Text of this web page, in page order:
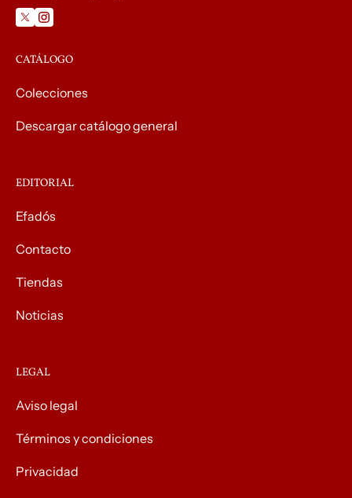
CATÁLOGO
Colecciones
Descargar catálogo general
EDITORIAL
Efadós
Contacto
Tiendas
Noticias
LEGAL
Aviso legal
Términos y condiciones
Privacidad